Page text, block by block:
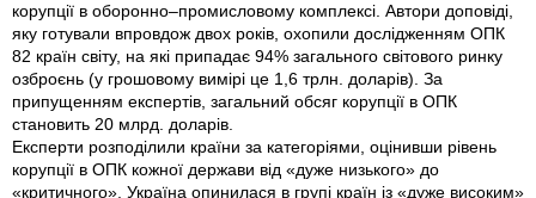
корупції в оборонно–промисловому комплексі. Автори доповіді,
яку готували впровдож двох років, охопили дослідженням ОПК
82 країн світу, на які припадає 94% загального світового ринку
озброєнь (у грошовому вимірі це 1,6 трлн. доларів). За
припущенням експертів, загальний обсяг корупції в ОПК
становить 20 млрд. доларів.
Експерти розподілили країни за категоріями, оцінивши рівень
корупції в ОПК кожної держави від «дуже низького» до
«критичного». Україна опинилася в групі країн iз «дуже високим»